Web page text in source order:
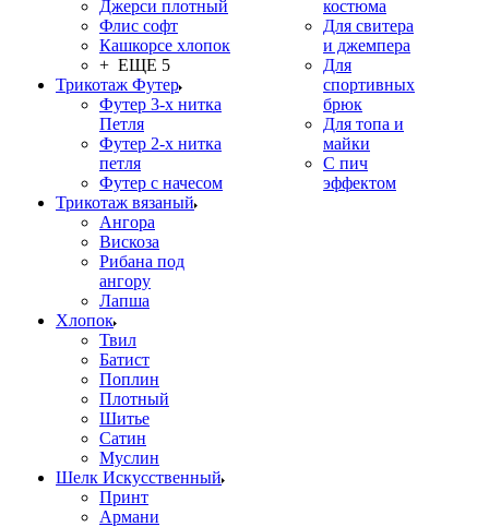
Джерси плотный
Флис софт
Кашкорсе хлопок
+ ЕЩЕ 5
Трикотаж Футер
Футер 3-х нитка
Петля
Футер 2-х нитка
петля
Футер с начесом
Трикотаж вязаный
Ангора
Вискоза
Рибана под
ангору
Лапша
Хлопок
Твил
Батист
Поплин
Плотный
Шитье
Сатин
Муслин
Шелк Искусственный
Принт
Армани
костюма
Для свитера
и джемпера
Для
спортивных
брюк
Для топа и
майки
С пич
эффектом